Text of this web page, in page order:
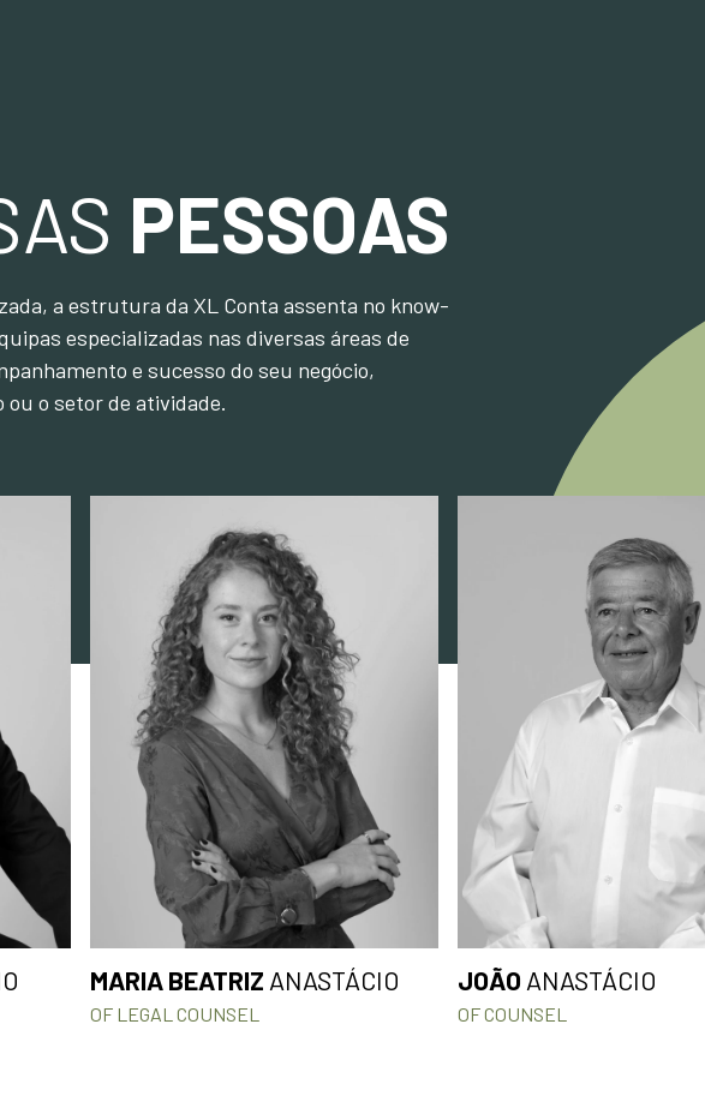
PESSOAS
a estrutura da XL Conta assenta no know-
especializadas nas diversas áreas de
e sucesso do seu negócio,
o setor de atividade.
MARIA BEATRIZ ANASTÁCIO
OF LEGAL COUNSEL
JOÃO ANASTÁCIO
OF COUNSEL